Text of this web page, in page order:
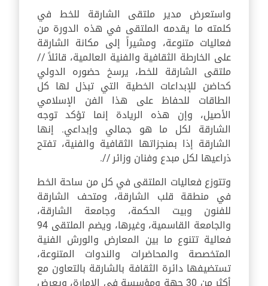
واستعرض مدير ملتقى الشارقة للخط في
كلمته ما يقدمه الملتقى في هذه الدورة من
فعاليات متنوعة، ومشيراً إلى مكانة الشارقة
على الخارطة الثقافية والفنية العالمية، قائلاً //
ملتقى الشارقة للخط، يرسخ حضوره الدولي
كحاضن للإبداعات الخطية التي تبذل لها كل
الطاقات للحفاظ على هذا الفن الإسلامي
الأصيل، وإن هذه الريادة إنما تؤكد توجه
الشارقة لكل ما هو جمالي وإبداعي. إنها
الشارقة إذا بمنجزاتها الثقافية والفنية، تفتح
ذراعيها لكل مبدع وفنان وزائر //.
وتتوزع فعاليات الملتقى في كل من ساحة الخط
في منطقة قلب الشارقة، ومتحف الشارقة
للفنون وبيت الحكمة، وجامعة الشارقة،
والجامعة القاسمية، وغيرها، ويضم الملتقى 94
فعالية تتنوع ما بين المعارض والورش الفنية
المتخصصة والمحاضرات والندوات المتنوعة،
تستضيفها دائرة الثقافة بالشارقة بالتعاون مع